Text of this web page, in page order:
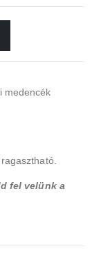
medencék
fel velünk a